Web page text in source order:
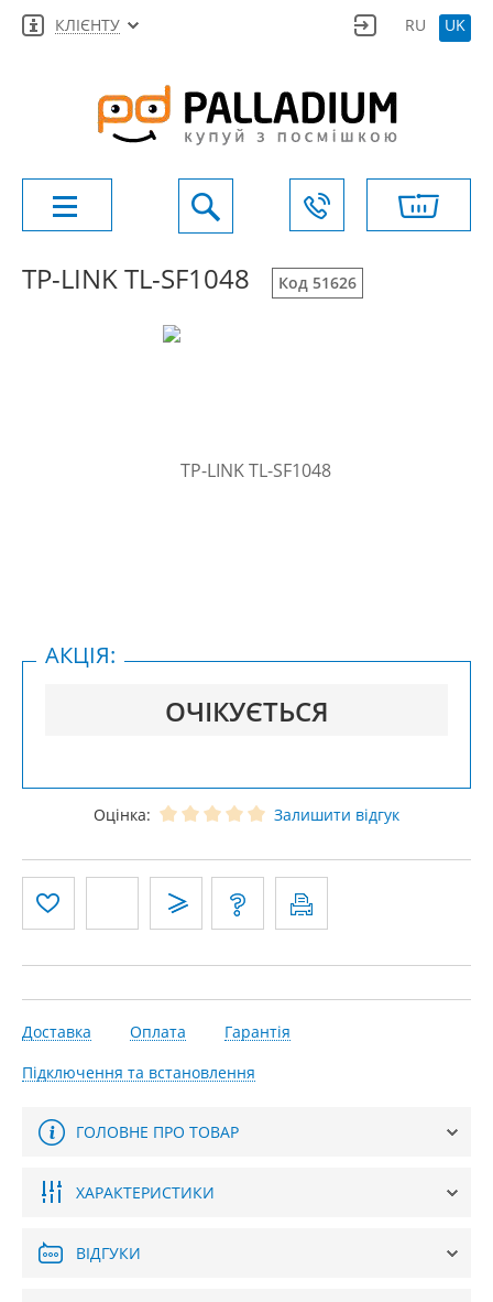
КЛІЄНТУ RU UK
TP-LINK TL-SF1048 Код 51626
ОЧІКУЄТЬСЯ
АКЦІЯ:
Оцінка: Залишити відгук
Доставка Оплата
Гарантія
Підключення та встановлення
ГОЛОВНЕ ПРО ТОВАР
ХАРАКТЕРИСТИКИ
ВІДГУКИ